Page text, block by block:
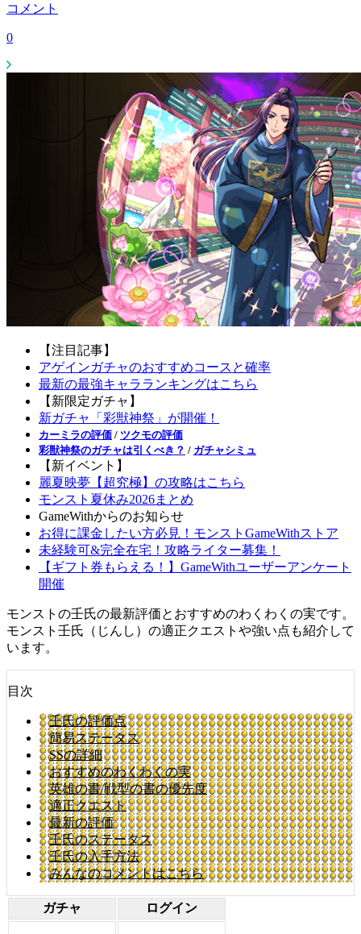
コメント
0
【注目記事】
アゲインガチャのおすすめコースと確率
最新の最強キャラランキングはこちら
【新限定ガチャ】
新ガチャ「彩獣神祭」が開催！
カーミラの評価 / ツクモの評価
彩獣神祭のガチャは引くべき？ / ガチャシミュ
【新イベント】
麗夏映夢【超究極】の攻略はこちら
モンスト夏休み2026まとめ
GameWithからのお知らせ
お得に課金したい方必見！モンストGameWithストア
未経験可&完全在宅！攻略ライター募集！
【ギフト券もらえる！】GameWithユーザーアンケート
開催
モンストの壬氏の最新評価とおすすめのわくわくの実です。
モンスト壬氏（じんし）の適正クエストや強い点も紹介して
います。
目次
壬氏の評価点
簡易ステータス
SSの詳細
おすすめのわくわくの実
英雄の書/戦型の書の優先度
適正クエスト
最新の評価
壬氏のステータス
壬氏の入手方法
みんなのコメントはこちら
ガチャ ログイン